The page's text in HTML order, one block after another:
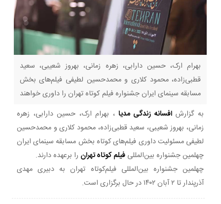
بهرام ارک، حسین دارابی، زهره زمانی، بهروز شعیبی، سعید
قطبی‌زاده، محمود کلاری و محمدحسین لطیفی فیلم‌های بخش
مسابقه سینمای ایران جشنواره فیلم‌ کوتاه تهران را داوری خواهند
کرد.؛
به گزارشافسانه زندگی مدیا ، بهرام ارک، حسین دارابی، زهره
زمانی، بهروز شعیبی، سعید قطبی‌زاده، محمود کلاری و محمدحسین
لطیفی مسئولیت داوری فیلم‌های کوتاه بخش مسابقه سینمای ایران
چهلمین جشنواره بین‌المللی فیلم کوتاه تهران را برعهده دارند.
چهلمین جشنواره بین‌المللی فیلم‌کوتاه تهران به دبیری مهدی
آذرپندار تا ۲ آبان ۱۴۰۲ در حال برگزاری است.